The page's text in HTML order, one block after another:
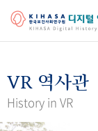
걸어온 길 기관
VR 역사관
History in VR